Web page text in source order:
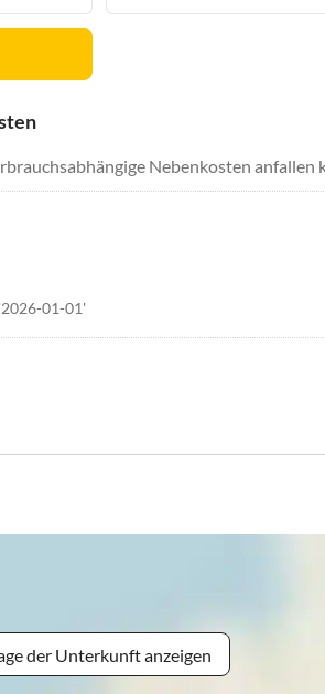
Nebenkosten anfallen
01-01'
der Unterkunft anzeigen